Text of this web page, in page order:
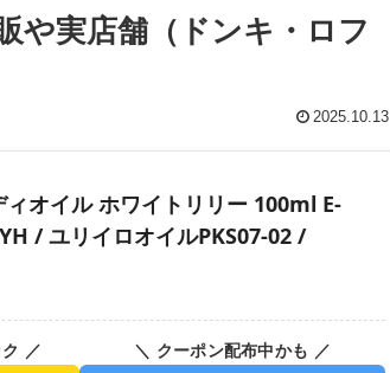
や実店舗（ドンキ・ロフ
2025.10.13
オイル ホワイトリリー 100ml E-
/ ユリイロオイルPKS07-02 /
／ ＼ クーポン配布中かも ／